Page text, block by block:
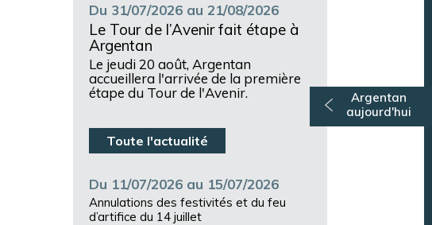
Argentan
aujourd'hui
Du 31/07/2026 au 21/08/2026
Le Tour de l’Avenir fait étape à
Argentan
Le jeudi 20 août, Argentan
accueillera l'arrivée de la première
étape du Tour de l'Avenir.
Toute l'actualité
Du 11/07/2026 au 15/07/2026
Annulations des festivités et du feu
d’artifice du 14 juillet